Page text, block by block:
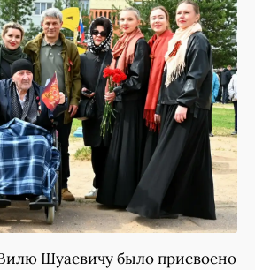
Шуаевичу было присвоено